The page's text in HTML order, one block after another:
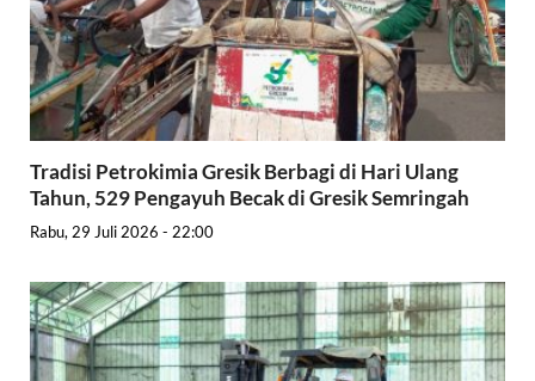
Tradisi Petrokimia Gresik Berbagi di Hari Ulang
Tahun, 529 Pengayuh Becak di Gresik Semringah
Rabu, 29 Juli 2026 - 22:00